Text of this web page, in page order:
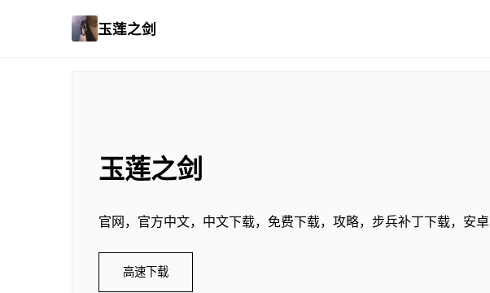
玉莲之剑
玉莲之剑
官网，官方中文，中文下载，免费下载，攻略，步兵补丁下载，安卓
高速下载